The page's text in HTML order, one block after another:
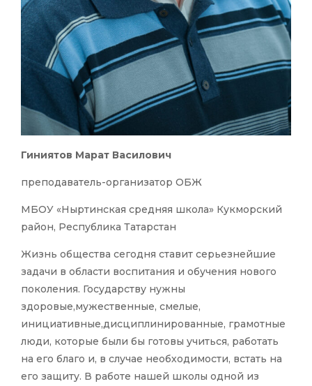
Гиниятов Марат Василович
преподаватель-организатор ОБЖ
МБОУ «Ныртинская средняя школа» Кукморский
район, Республика Татарстан
Жизнь общества сегодня ставит серьезнейшие
задачи в области воспитания и обучения нового
поколения. Государству нужны
здоровые,мужественные, смелые,
инициативные,дисциплинированные, грамотные
люди, которые были бы готовы учиться, работать
на его благо и, в случае необходимости, встать на
его защиту. В работе нашей школы одной из